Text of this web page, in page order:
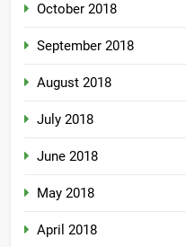
October 2018
September 2018
August 2018
July 2018
June 2018
May 2018
April 2018